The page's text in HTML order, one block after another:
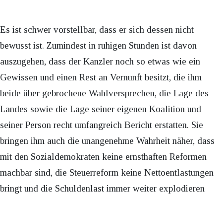
Es ist schwer vorstellbar, dass er sich dessen nicht
bewusst ist. Zumindest in ruhigen Stunden ist davon
auszugehen, dass der Kanzler noch so etwas wie ein
Gewissen und einen Rest an Vernunft besitzt, die ihm
beide über gebrochene Wahlversprechen, die Lage des
Landes sowie die Lage seiner eigenen Koalition und
seiner Person recht umfangreich Bericht erstatten. Sie
bringen ihm auch die unangenehme Wahrheit näher, dass
mit den Sozialdemokraten keine ernsthaften Reformen
machbar sind, die Steuerreform keine Nettoentlastungen
bringt und die Schuldenlast immer weiter explodieren